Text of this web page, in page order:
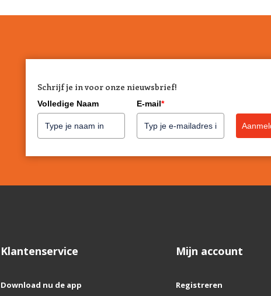
Schrijf je in voor onze nieuwsbrief!
Volledige Naam E-mail*
Klantenservice
Download nu de app
Mijn account
Registreren